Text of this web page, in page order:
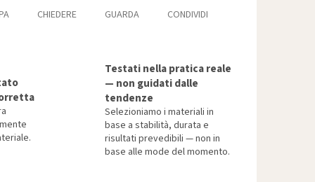
CHIEDERE GUARDA CONDIVIDI
Testati nella pratica reale
— non guidati dalle
tendenze
Selezioniamo i materiali in
base a stabilità, durata e
risultati prevedibili — non in
base alle mode del momento.